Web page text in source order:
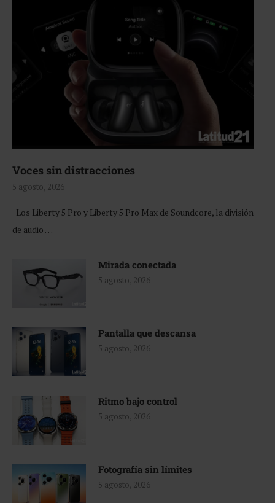
Voces sin distracciones
5 agosto, 2026
Los Liberty 5 Pro y Liberty 5 Pro Max de Soundcore, la división
de audio …
Mirada conectada
5 agosto, 2026
Pantalla que descansa
5 agosto, 2026
Ritmo bajo control
5 agosto, 2026
Fotografía sin límites
5 agosto, 2026